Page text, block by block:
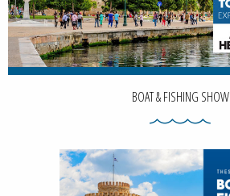
BOAT & FISHING SHOW